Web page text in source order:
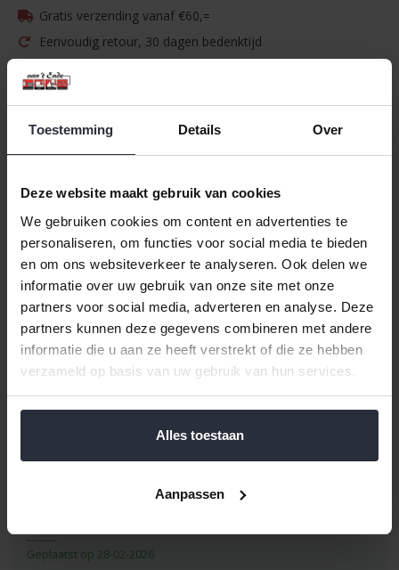
Toestemming Details Over
Deze website maakt gebruik van cookies
We gebruiken cookies om content en advertenties te
personaliseren, om functies voor social media te bieden
en om ons websiteverkeer te analyseren. Ook delen we
informatie over uw gebruik van onze site met onze
partners voor social media, adverteren en analyse. Deze
partners kunnen deze gegevens combineren met andere
informatie die u aan ze heeft verstrekt of die ze hebben
verzameld op basis van uw gebruik van hun services.
Alles toestaan
Aanpassen
Gratis verzending vanaf €60,=
Eenvoudig retour, 30 dagen bedenktijd
Meer dan 8.000 producten
Specificaties
Merk:
Duracell
Artikelnummer:
DBAA8
EAN:
5000394159990
Beschikbaarheid:
Op voorraad
Levertijd:
1-3 werkdagen
Informatie
Actie verpakking Batterij Duracell Plus AA
...........
Geplaatst op 28-02-2026